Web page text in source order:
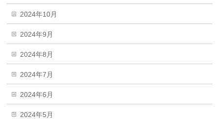
2024年10月
2024年9月
2024年8月
2024年7月
2024年6月
2024年5月